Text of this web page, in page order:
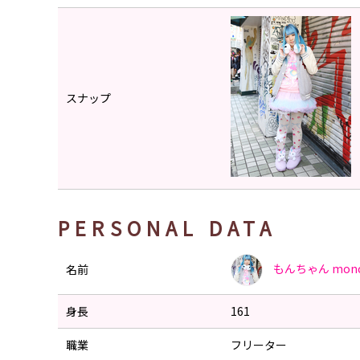
スナップ
PERSONAL DATA
名前 もんちゃん
身長 161
職業 フリーター